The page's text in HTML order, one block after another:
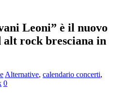
Leoni” è il nuovo
alt rock bresciana in
Alternative, calendario concerti,
0